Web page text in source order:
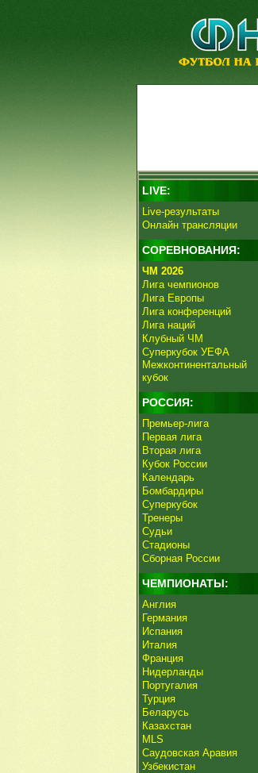
LIVE:
Live-результаты
Онлайн трансляции
СОРЕВНОВАНИЯ:
ЧМ 2026
Лига чемпионов
Лига Европы
Лига конференций
Лига наций
Клубный ЧМ
Суперкубок УЕФА
Межконтинентальный
кубок
РОССИЯ:
Премьер-лига
Первая лига
Вторая лига
Кубок России
Календарь
Бомбардиры
Суперкубок
Тренеры
Судьи
Стадионы
Сборная России
ЧЕМПИОНАТЫ:
Англия
Германия
Испания
Италия
Франция
Нидерланды
Португалия
Турция
Беларусь
Казахстан
MLS
Саудовская Аравия
Узбекистан